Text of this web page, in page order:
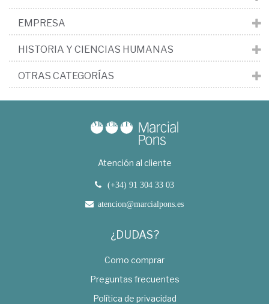
EMPRESA
HISTORIA Y CIENCIAS HUMANAS
OTRAS CATEGORÍAS
Atención al cliente
(+34) 91 304 33 03
atencion@marcialpons.es
¿DUDAS?
Como comprar
Preguntas frecuentes
Política de privacidad